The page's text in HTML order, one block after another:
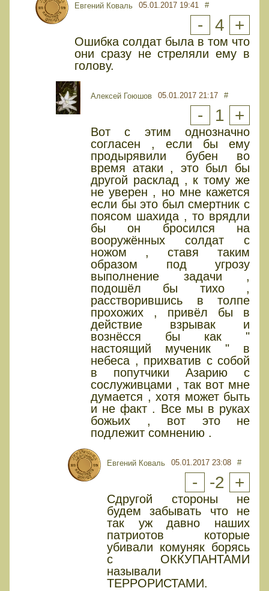
Евгений Коваль 05.01.2017 19:41 #
- 4 +
Ошибка солдат была в том что
они сразу не стреляли ему в
голову.
Алексей Гоюшов 05.01.2017 21:17 #
- 1 +
Вот с этим однозначно
согласен , если бы ему
продырявили бубен во
время атаки , это был бы
другой расклад , к тому же
не уверен , но мне кажется
если бы это был смертник с
поясом шахида , то врядли
бы он бросился на
вооружённых солдат с
ножом , ставя таким
образом под угрозу
выполнение задачи ,
подошёл бы тихо ,
расстворившись в толпе
прохожих , привёл бы в
действие взрывак и
вознёсся бы как "
настоящий мученик " в
небеса , прихватив с собой
в попутчики Азарию с
сослуживцами , так вот мне
думается , хотя может быть
и не факт . Все мы в руках
божьих , вот это не
подлежит сомнению .
Евгений Коваль 05.01.2017 23:08 #
- -2 +
Сдругой стороны не
будем забывать что не
так уж давно наших
патриотов которые
убивали комуняк борясь
с ОККУПАНТАМИ
называли
ТЕРРОРИСТАМИ.